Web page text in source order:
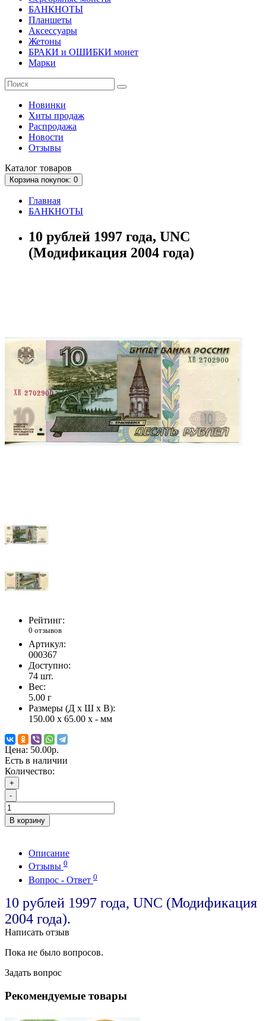
БАНКНОТЫ
Планшеты
Аксессуары
Жетоны
БРАКИ и ОШИБКИ монет
Марки
Новинки
Хиты продаж
Распродажа
Новости
Отзывы
Каталог товаров
Корзинапокупок: 0
Главная
БАНКНОТЫ
10 рублей 1997 года, UNC
(Модификация 2004 года)
Рейтинг:
0 отзывов
Артикул:
000367
Доступно:
74 шт.
Вес:
5.00 г
Размеры (Д x Ш x В):
150.00 x 65.00 x - мм
Цена: 50.00р.
Есть в наличии
Количество:
+
-
В корзину
Описание
Отзывы 0
Вопрос - Ответ 0
10 рублей 1997 года, UNC (Модификация
2004 года).
Написать отзыв
Пока не было вопросов.
Задать вопрос
Рекомендуемые товары